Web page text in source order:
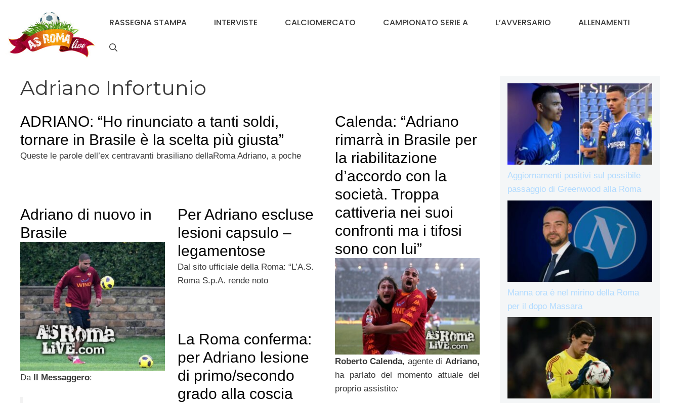
contenuto
RASSEGNA STAMPA INTERVISTE CALCIOMERCATO CAMPIONATO SERIE A L’AVVERSARIO ALLENAMENTI
Adriano Infortunio
ADRIANO: “Ho rinunciato a tanti soldi,
tornare in Brasile è la scelta più giusta”
Queste le parole dell’ex centravanti brasiliano dellaRoma Adriano, a poche
Calenda: “Adriano
rimarrà in Brasile per
la riabilitazione
d’accordo con la
società. Troppa
cattiveria nei suoi
confronti ma i tifosi
sono con lui”
Roberto Calenda, agente di Adriano,
ha parlato del momento attuale del
proprio assistito:
Adriano di nuovo in
Brasile
Da Il Messaggero:
Per Adriano escluse
lesioni capsulo –
legamentose
Dal sito ufficiale della Roma: “L’A.S.
Roma S.p.A. rende noto
La Roma conferma:
per Adriano lesione
di primo/secondo
grado alla coscia
Aggiornamenti positivi sul possibile
passaggio di Greenwood alla Roma
Manna ora è nel mirino della Roma
per il dopo Massara